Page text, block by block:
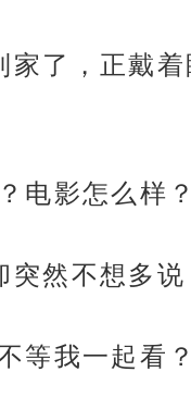
家了，正戴
电影怎么样
突然不想多说
等我一起看